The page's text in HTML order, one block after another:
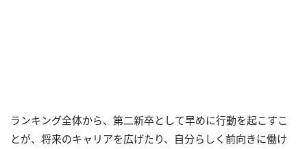
ランキング全体から、第二新卒として早めに行動を起こすこ
とが、将来のキャリアを広げたり、自分らしく前向きに働け